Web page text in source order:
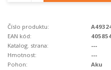
Číslo produktu:
EAN kód:
Katalog. strana:
---
Hmotnost:
---
Pohon:
Aku